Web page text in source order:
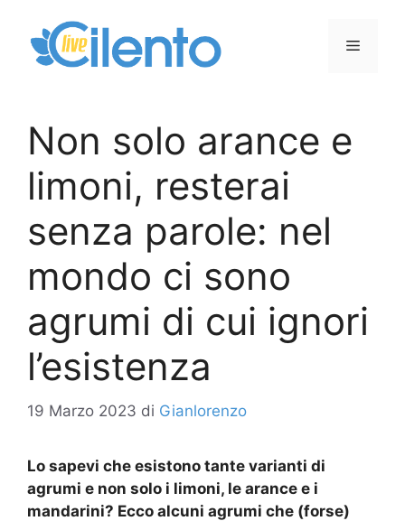
contenuto
Menu
Non solo arance e
limoni, resterai
senza parole: nel
mondo ci sono
agrumi di cui ignori
l’esistenza
19 Marzo 2023 di Gianlorenzo
Lo sapevi che esistono tante varianti di
agrumi e non solo i limoni, le arance e i
mandarini? Ecco alcuni agrumi che (forse)